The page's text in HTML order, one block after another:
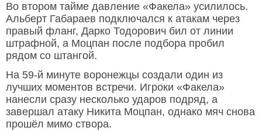
Во втором тайме давление «Факела» усилилось.
Альберт Габараев подключался к атакам через
правый фланг, Дарко Тодорович бил от линии
штрафной, а Моцпан после подбора пробил
рядом со штангой.
На 59-й минуте воронежцы создали один из
лучших моментов встречи. Игроки «Факела»
нанесли сразу несколько ударов подряд, а
завершал атаку Никита Моцпан, однако мяч снова
прошёл мимо створа.